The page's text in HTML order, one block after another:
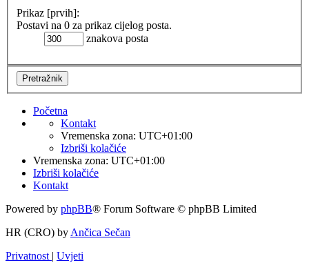
Prikaz [prvih]:
Postavi na 0 za prikaz cijelog posta.
znakova posta
Početna
Kontakt
Vremenska zona: UTC+01:00
Izbriši kolačiće
Vremenska zona: UTC+01:00
Izbriši kolačiće
Kontakt
Powered by phpBB® Forum Software © phpBB Limited
HR (CRO) by Ančica Sečan
Privatnost | Uvjeti